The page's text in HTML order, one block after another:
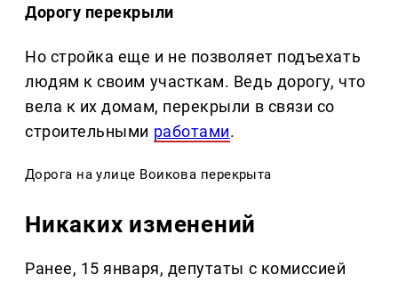
Дорогу перекрыли
Но стройка еще и не позволяет подъехать
людям к своим участкам. Ведь дорогу, что
вела к их домам, перекрыли в связи со
строительными работами.
Дорога на улице Воикова перекрыта
Никаких изменений
Ранее, 15 января, депутаты с комиссией